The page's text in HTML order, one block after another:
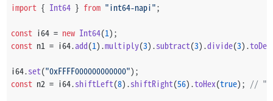
import { Int64 } from "int64-napi";
const i64 = new Int64(1);
const n1 = i64.add(1).multiply(3).subtract(3).divide(3).
i64.set("0xFFFF000000000000");
const n2 = i64.shiftLeft(8).shiftRight(56).toHex(true); //